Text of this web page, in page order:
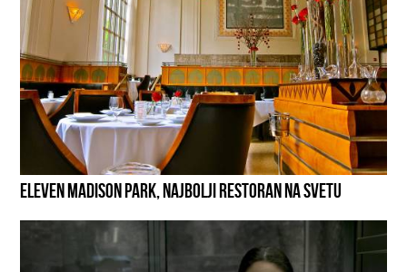
ELEVEN MADISON PARK, NAJBOLJI RESTORAN NA SVETU